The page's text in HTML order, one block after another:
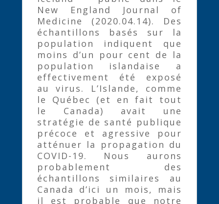
New England Journal of
Medicine (2020.04.14). Des
échantillons basés sur la
population indiquent que
moins d’un pour cent de la
population islandaise a
effectivement été exposé
au virus. L’Islande, comme
le Québec (et en fait tout
le Canada) avait une
stratégie de santé publique
précoce et agressive pour
atténuer la propagation du
COVID-19. Nous aurons
probablement des
échantillons similaires au
Canada d’ici un mois, mais
il est probable que notre